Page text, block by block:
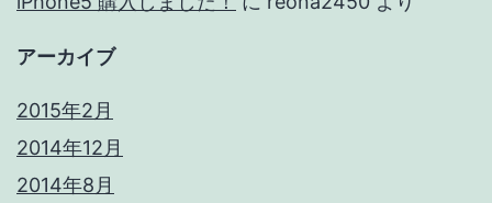
アーカイブ
2015年2月
2014年12月
2014年8月